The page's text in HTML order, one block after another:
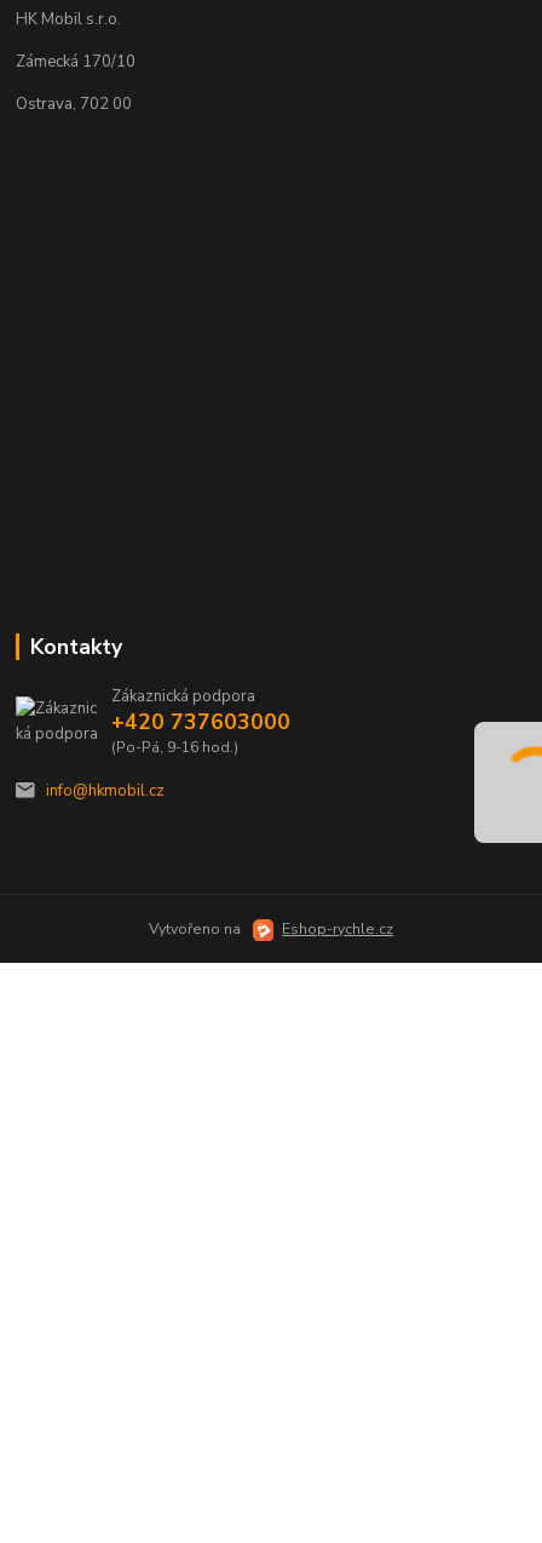
HK Mobil s.r.o.
Zámecká 170/10
Ostrava, 702 00
Kontakty
Zákaznická podpora
+420 737603000
(Po-Pá, 9-16 hod.)
info@hkmobil.cz
Vytvořeno na Eshop-rychle.cz